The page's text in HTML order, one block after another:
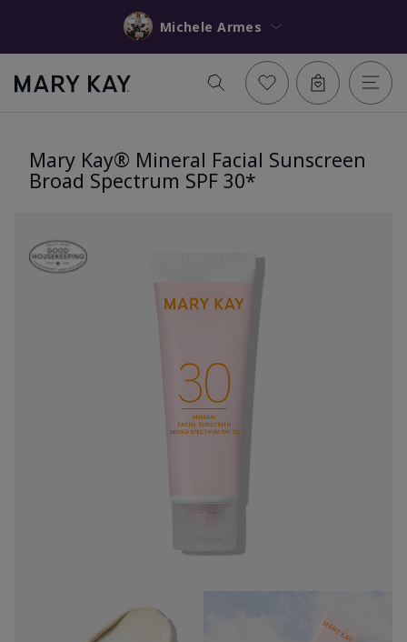
Michele Armes
Mary Kay® Mineral Facial Sunscreen
Broad Spectrum SPF 30*